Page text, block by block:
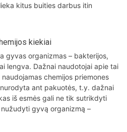
kitus buities darbus itin
kiekiai
gyvas organizmas – bakterijos,
lengva. Dažnai naudotojai apie tai
chemijos priemones
ant pakuotės, t.y. dažnai
iš esmės gali ne tik sutrikdyti
gyvą organizmą –